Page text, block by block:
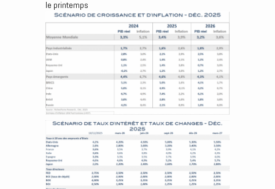
le printemps